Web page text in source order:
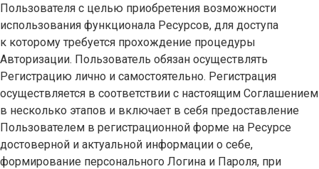
Пользователя с целью приобретения возможности
использования функционала Ресурсов, для доступа
к которому требуется прохождение процедуры
Авторизации. Пользователь обязан осуществлять
Регистрацию лично и самостоятельно. Регистрация
осуществляется в соответствии с настоящим Соглашением
в несколько этапов и включает в себя предоставление
Пользователем в регистрационной форме на Ресурсе
достоверной и актуальной информации о себе,
формирование персонального Логина и Пароля, при